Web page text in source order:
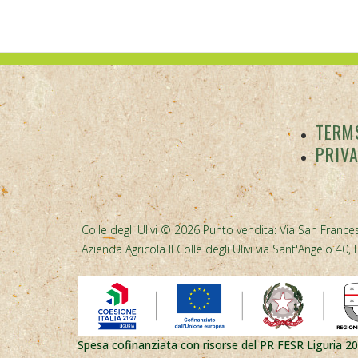
Colle degli Ulivi © 2026 Punto vendita: Via San
Azienda Agricola Il Colle degli Ulivi via Sant'Angelo 40,
Spesa cofinanziata con risorse del PR FESR Liguria